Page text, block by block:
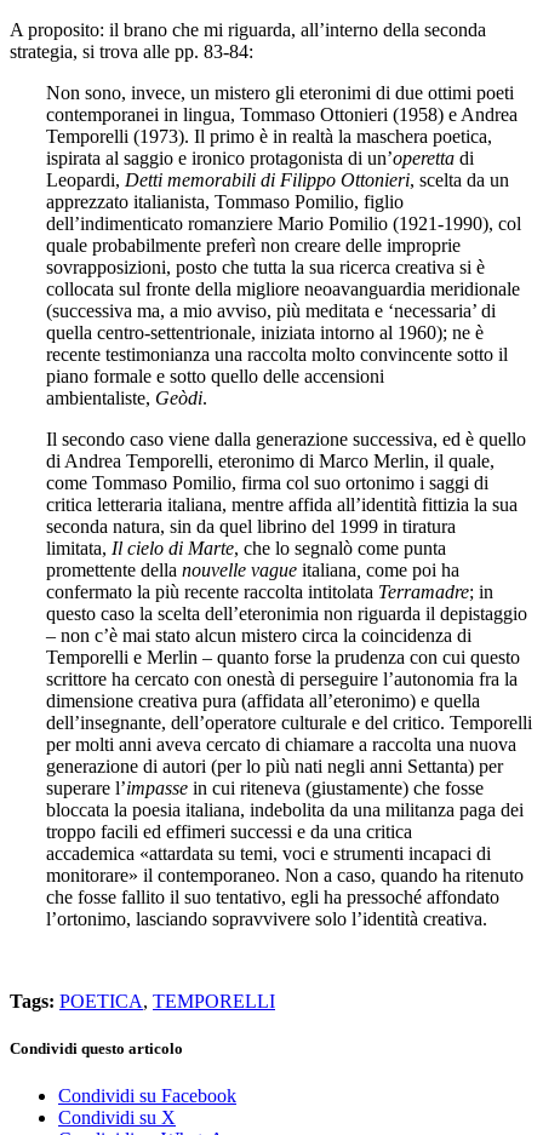
A proposito: il brano che mi riguarda, all’interno della seconda
strategia, si trova alle pp. 83-84:
Non sono, invece, un mistero gli eteronimi di due ottimi poeti
contemporanei in lingua, Tommaso Ottonieri (1958) e Andrea
Temporelli (1973). Il primo è in realtà la maschera poetica,
ispirata al saggio e ironico protagonista di un’operetta di
Leopardi, Detti memorabili di Filippo Ottonieri, scelta da un
apprezzato italianista, Tommaso Pomilio, figlio
dell’indimenticato romanziere Mario Pomilio (1921-1990), col
quale probabilmente preferì non creare delle improprie
sovrapposizioni, posto che tutta la sua ricerca creativa si è
collocata sul fronte della migliore neoavanguardia meridionale
(successiva ma, a mio avviso, più meditata e ‘necessaria’ di
quella centro-settentrionale, iniziata intorno al 1960); ne è
recente testimonianza una raccolta molto convincente sotto il
piano formale e sotto quello delle accensioni
ambientaliste, Geòdi.
Il secondo caso viene dalla generazione successiva, ed è quello
di Andrea Temporelli, eteronimo di Marco Merlin, il quale,
come Tommaso Pomilio, firma col suo ortonimo i saggi di
critica letteraria italiana, mentre affida all’identità fittizia la sua
seconda natura, sin da quel librino del 1999 in tiratura
limitata, Il cielo di Marte, che lo segnalò come punta
promettente della nouvelle vague italiana come poi ha
confermato la più recente raccolta intitolata Terramadre; in
questo caso la scelta dell’eteronimia non riguarda il depistaggio
– non c’è mai stato alcun mistero circa la coincidenza di
Temporelli e Merlin – quanto forse la prudenza con cui questo
scrittore ha cercato con onestà di perseguire l’autonomia fra la
dimensione creativa pura (affidata all’eteronimo) e quella
dell’insegnante, dell’operatore culturale e del critico. Temporelli
per molti anni aveva cercato di chiamare a raccolta una nuova
generazione di autori (per lo più nati negli anni Settanta) per
superare l’impasse in cui riteneva (giustamente) che fosse
bloccata la poesia italiana, indebolita da una militanza paga dei
troppo facili ed effimeri successi e da una critica
accademica «attardata su temi, voci e strumenti incapaci di
monitorare» il contemporaneo. Non a caso, quando ha ritenuto
che fosse fallito il suo tentativo, egli ha pressoché affondato
l’ortonimo, lasciando sopravvivere solo l’identità creativa.
Tags: POETICA, TEMPORELLI
Condividi questo articolo
Condividi su Facebook
Condividi su X